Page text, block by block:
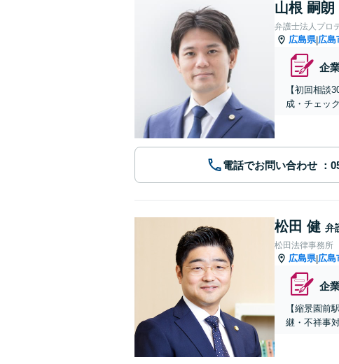
山根 嗣朗
弁護士法人プロ
広島県|広島
企
【初回相談
成・チェッ
電話でお問い合わせ
松田 健 弁
松田法律事務所
広島県|広島
企
【縮景園前
継・不祥事